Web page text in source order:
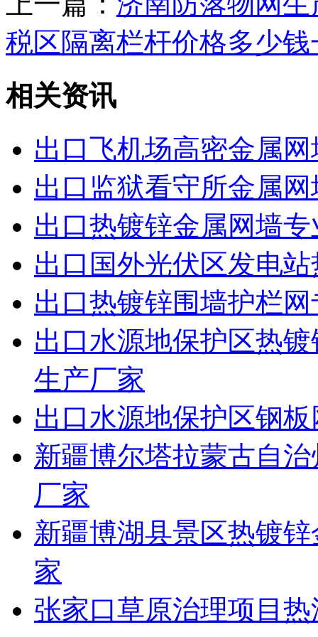
税区隔离栏杆价格多少钱
相关资讯
出口飞机场高密金属
出口监狱看守所金属
出口热镀锌金属网墙
出口国外光伏区发电
出口热镀锌围墙护栏
出口水源地保护区热
生产厂家
出口水源地保护区钢
新疆博尔塔拉蒙古自
厂家
新疆博湖县景区热镀
家
张家口草原治理项目